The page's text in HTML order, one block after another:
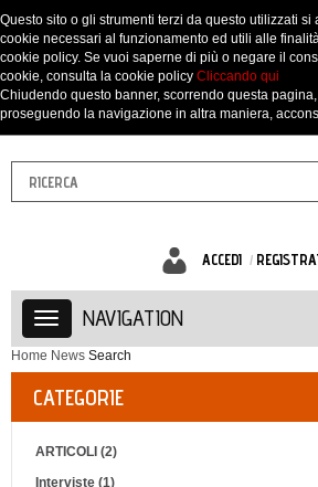
ACCEDI
NAVIGATION
Home News Search
CATEGORIE
ARTICOLI (2)
Interviste (1)
Questo sito o gli strumenti terzi da questo utilizzati si
cookie necessari al funzionamento ed utili alle
cookie policy. Se vuoi saperne di più o negare il
cookie, consulta la cookie policy Cliccando qui
Chiudendo questo banner, scorrendo questa
proseguendo la navigazione in altra maniera,